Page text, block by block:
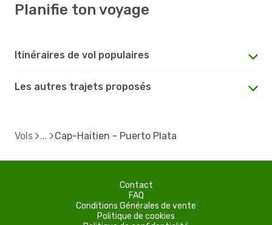
Planifie ton voyage
Itinéraires de vol populaires
Les autres trajets proposés
Vols Cap-Haitien - Puerto Plata
Contact
FAQ
Conditions Générales de vente
Politique de cookies